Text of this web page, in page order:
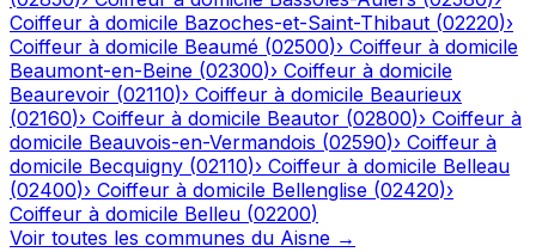
Coiffeur à domicile Bazoches-et-Saint-Thibaut (02220)›
Coiffeur à domicile Beaumé (02500)› Coiffeur à domicile
Beaumont-en-Beine (02300)› Coiffeur à domicile
Beaurevoir (02110)› Coiffeur à domicile Beaurieux
(02160)› Coiffeur à domicile Beautor (02800)› Coiffeur à
domicile Beauvois-en-Vermandois (02590)› Coiffeur à
domicile Becquigny (02110)› Coiffeur à domicile Belleau
(02400)› Coiffeur à domicile Bellenglise (02420)›
Coiffeur à domicile Belleu (02200)
Voir toutes les communes du Aisne →